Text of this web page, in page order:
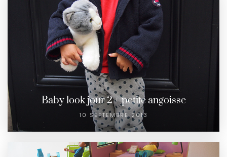
Baby look jour 2 + petite angoisse
10 SEPTEMBRE 2013